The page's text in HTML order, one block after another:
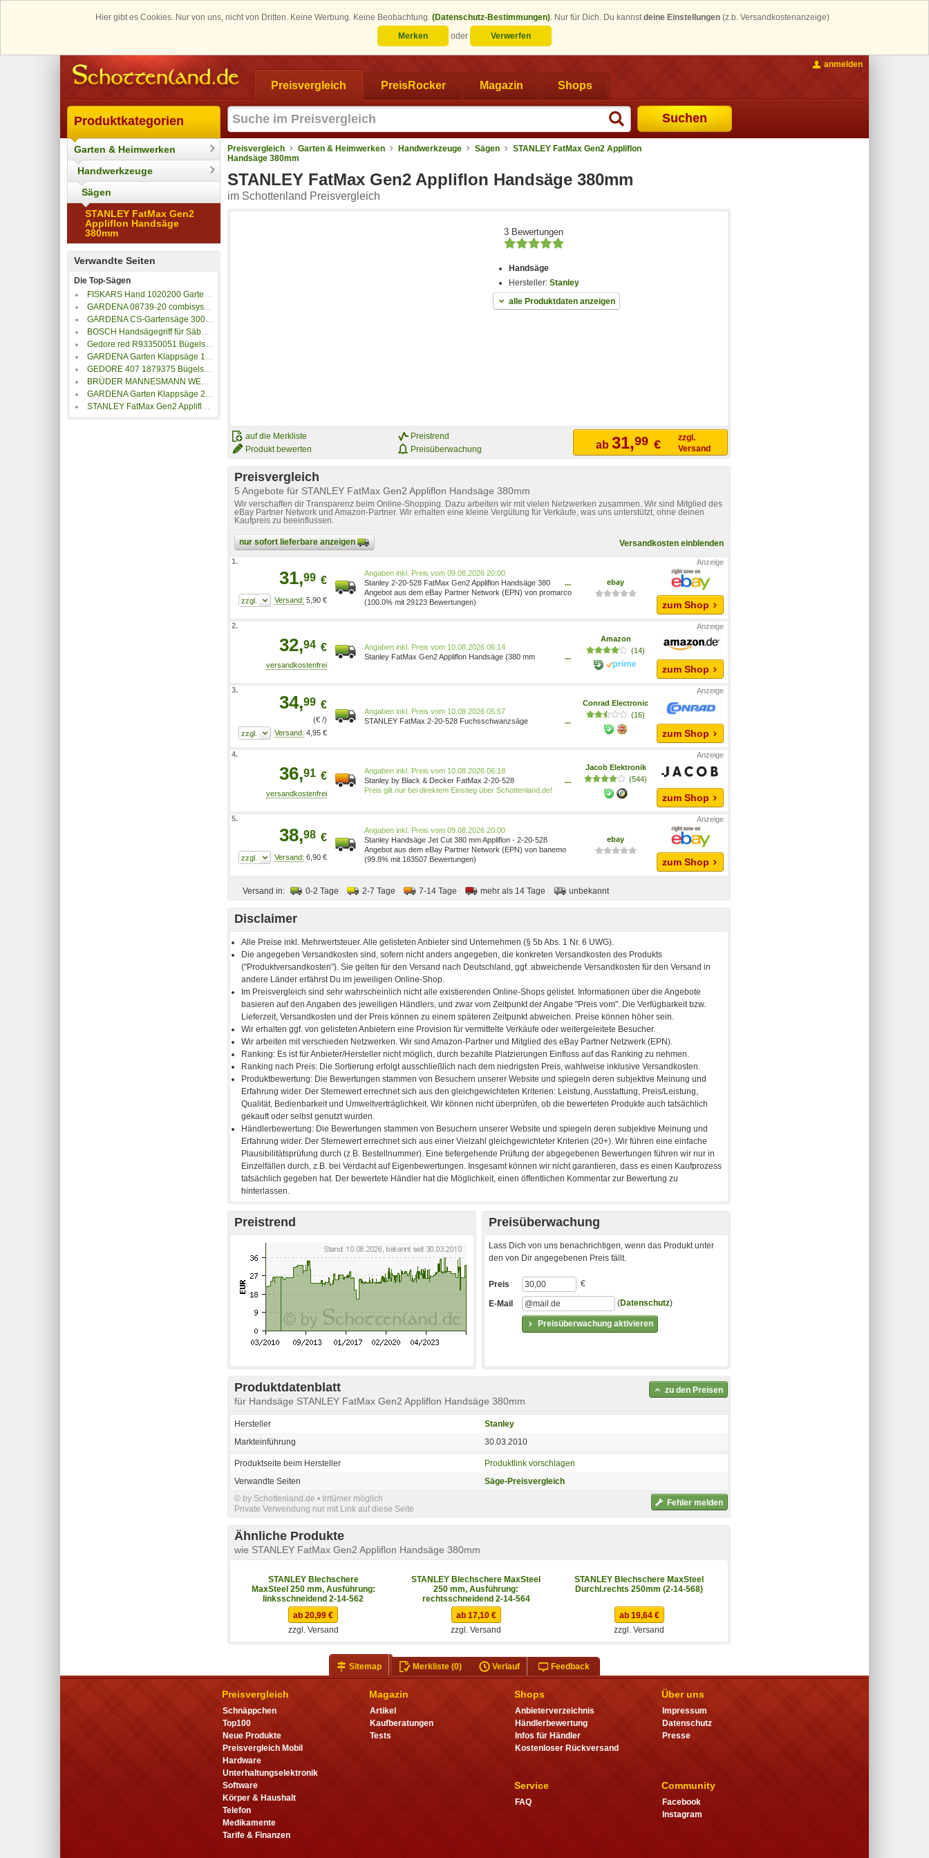
Hier gibt es Cookies. Nur von uns, nicht von Dritten. Keine Werbung. Keine Beobachtung. (Datenschutz-Bestimmungen). Nur für Dich. Du kannstdeine Einstellungen (z.b. Versandkostenanzeige)
Merken
oder Verwerfen
Preisvergleich PreisRocker Magazin Shops
Suchen
anmelden
Produktkategorien
Garten & Heimwerken
Handwerkzeuge
Sägen
STANLEY FatMax Gen2
Appliflon Handsäge
380mm
Verwandte Seiten
Die Top-Sägen
FISKARS Hand 1020200 Gartensäge SW-240 240mm
GARDENA 08739-20 combisystem- Gartensäge
GARDENA CS-Gartensäge 300 PP gebogen 08738-20
BOSCH Handsägegriff für Säbelsägeblätter Bosch
Gedore red R93350051 Bügelsäge
GARDENA Garten Klappsäge 135 P 08742-20
GEDORE 407 1879375 Bügelsäge
BRÜDER MANNESMANN WERKZEUGE Handsäge
GARDENA Garten Klappsäge 200 P 08743-20
STANLEY FatMax Gen2 Appliflon Handsäge 500mm
Preisvergleich Garten & Heimwerken Handwerkzeuge Sägen
STANLEY FatMax Gen2 Appliflon
Handsäge 380mm
STANLEY FatMax Gen2 Appliflon Handsäge 380mm
im Schottenland Preisvergleich
3 Bewertungen
Handsäge
Hersteller:Stanley
alle Produktdaten anzeigen
auf die Merkliste
Produkt bewerten
Preistrend
Preisüberwachung
ab 31,99 €
zzgl.
Versand
Preisvergleich
5 Angebote für STANLEY FatMax Gen2 Appliflon Handsäge 380mm
Wir verschaffen dir Transparenz beim Online-Shopping. Dazu arbeiten wir mit vielen Netzwerken zusammen. Wir sind Mitglied des
eBay Partner Network und Amazon-Partner. Wir erhalten eine kleine Vergütung für Verkäufe, was uns unterstützt, ohne deinen
Kaufpreis zu beeinflussen.
nur sofort lieferbare anzeigen Versandkosten einblenden
1.
31,99 €
5,90 €
Preis vom 09.08.2026 20:00
Stanley 2-20-528 FatMax Gen2 Appliflon Handsäge 380
mm 7 TPI 20-528 Säge
...
Angebot aus dem eBay Partner Network (EPN) von promarco
(100.0% mit 29123 Bewertungen)
ebay
zum Shop
2.
32,94 €
Preis vom 10.08.2026 06:14
Stanley FatMax Gen2 Appliflon Handsäge (380 mm
...
Amazon
(14)
zum Shop
3.
34,99 €
(€ /)
4,95 €
Preis vom 10.08.2026 05:57
STANLEY FatMax 2-20-528 Fuchsschwanzsäge
...
Conrad Electronic
(16)
zum Shop
4.
36,91 €
Preis vom 10.08.2026 06:18
Stanley by Black & Decker FatMax 2-20-528
Fuchsschwanzsäge (2-20-528)
...
Preis gilt nur bei direktem Einstieg über Schottenland.de!
Jacob Elektronik
(544)
zum Shop
5.
38,98 €
6,90 €
Preis vom 09.08.2026 20:00
Stanley Handsäge Jet Cut 380 mm Appliflon - 2-20-528
Angebot aus dem eBay Partner Network (EPN) von banemo
(99.8% mit 163507 Bewertungen)
ebay
zum Shop
Versand in: 0-2 Tage 2-7 Tage 7-14 Tage mehr als 14 Tage unbekannt
Disclaimer
Preistrend Preisüberwachung
Lass Dich von uns benachrichtigen, wenn das Produkt unter
den von Dir angegebenen Preis fällt.
Preisüberwachung aktivieren
Preis €
E-Mail (Datenschutz)
Produktdatenblatt
für Handsäge STANLEY FatMax Gen2 Appliflon Handsäge 380mm
zu den Preisen
Hersteller
Stanley
Markteinführung
30.03.2010
Produktseite beim Hersteller
Produktlink vorschlagen
Verwandte Seiten
Säge-Preisvergleich
Fehler melden
© by Schottenland.de • Irrtümer möglich
Private Verwendung nur mit Link auf diese Seite
Ähnliche Produkte
wie STANLEY FatMax Gen2 Appliflon Handsäge 380mm
STANLEY Blechschere
MaxSteel 250 mm, Ausführung:
linksschneidend 2-14-562
STANLEY Blechschere MaxSteel
250 mm, Ausführung:
rechtsschneidend 2-14-564
STANLEY Blechschere MaxSteel
Durchl.rechts 250mm (2-14-568)
ab 20,99 €
zzgl. Versand
ab 17,10 €
zzgl. Versand
ab 19,64 €
zzgl. Versand
Sitemap Merkliste(0) Verlauf Feedback
Preisvergleich
Schnäppchen
Top100
Neue Produkte
Preisvergleich Mobil
Hardware
Unterhaltungselektronik
Software
Körper & Haushalt
Telefon
Medikamente
Tarife & Finanzen
Magazin
Artikel
Kaufberatungen
Tests
Shops
Anbieterverzeichnis
Händlerbewertung
Infos für Händler
Kostenloser Rückversand
Service
FAQ
Über uns
Impressum
Datenschutz
Presse
Community
Facebook
Instagram